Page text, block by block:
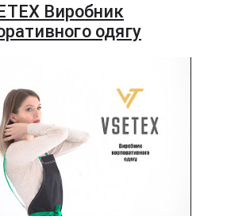
Виробник
одягу